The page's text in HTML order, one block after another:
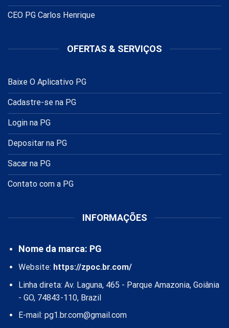
CEO PG Carlos Henrique
OFERTAS & SERVIÇOS
Baixe O Aplicativo PG
Cadastre-se na PG
Login na PG
Depositar na PG
Sacar na PG
Contato com a PG
INFORMAÇÕES
Nome da marca: PG
Website: https://zpoc.br.com/
Linha direta: Av. Laguna, 465 - Parque Amazonia, Goiânia
- GO, 74843-110, Brazil
E-mail: pg1.br.com@gmail.com